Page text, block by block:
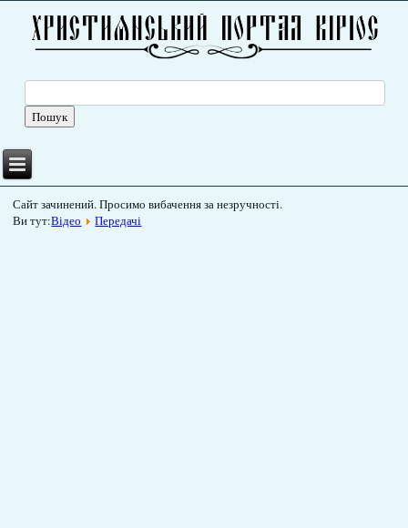
Сайт зачинений. Просимо вибачення за незручності.
Ви тут:Відео Передачі